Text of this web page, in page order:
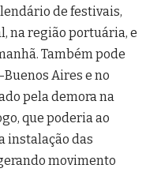
de festivais,
na região portuária, e
Também pode
Aires e no
pela demora na
que poderia ao
instalação das
movimento